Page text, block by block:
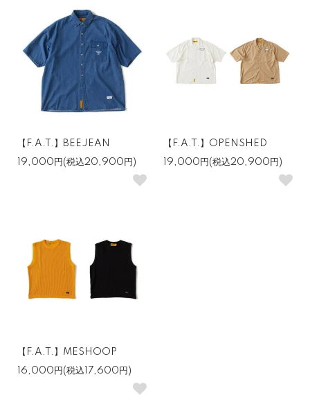
【F.A.T.】BEEJEAN
19,000円(税込20,900円)
【F.A.T.】OPENSHED
19,000円(税込20,900円)
【F.A.T.】MESHOOP
16,000円(税込17,600円)